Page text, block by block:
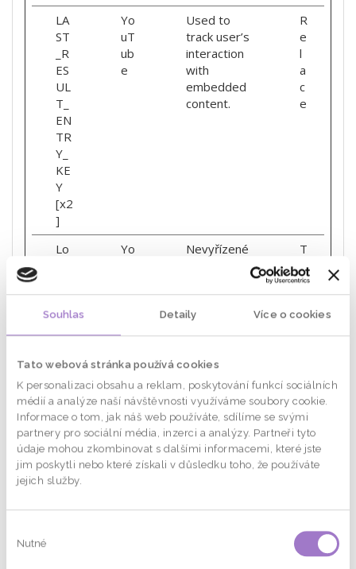
Souhlas Detaily Více o cookies
Tato webová stránka používá cookies
K personalizaci obsahu a reklam, poskytování funkcí sociálních
médií a analýze naší návštěvnosti využíváme soubory cookie.
Informace o tom, jak náš web používáte, sdílíme se svými
partnery pro sociální média, inzerci a analýzy. Partneři tyto
údaje mohou zkombinovat s dalšími informacemi, které jste
jim poskytli nebo které získali v důsledku toho, že používáte
jejich služby.
souhlasu
Nutné
LA
ST
_R
ES
UL
T_
EN
TR
Y_
KE
Y
[x2
]
Yo
uT
ub
e
Used to
track user’s
interaction
with
embedded
content.
R
e
l
a
c
e
Lo
ta
ba
se
V#
||
Lo
gs
Re
qu
es
tsS
Yo
e
Nevyřízené
T
r
v
a
l
é
e